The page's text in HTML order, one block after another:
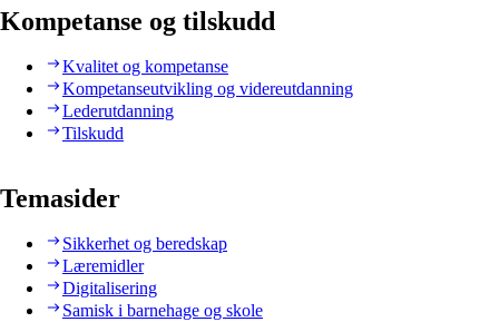
Kompetanse og tilskudd
Kvalitet og kompetanse
Kompetanseutvikling og videreutdanning
Lederutdanning
Tilskudd
Temasider
Sikkerhet og beredskap
Læremidler
Digitalisering
Samisk i barnehage og skole